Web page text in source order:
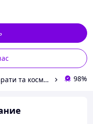
Продавец VITASAN органічні препарати та косметика для здоров'я 98%